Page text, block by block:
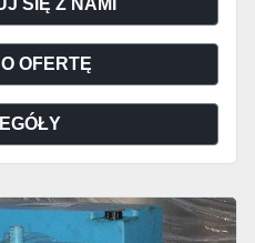
SIĘ Z NAMI
OFERTĘ